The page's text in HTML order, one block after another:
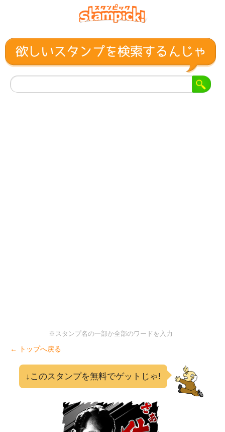
※スタンプ名の一部か全部のワードを入力
← トップへ戻る
↓このスタンプを無料でゲットじゃ!